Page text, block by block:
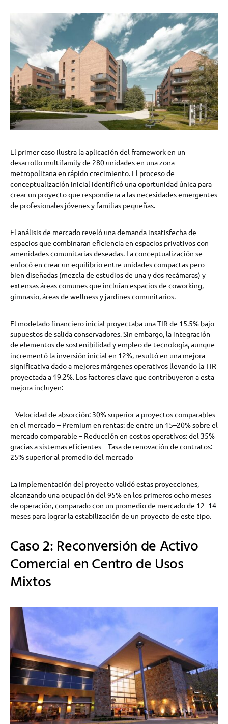
El primer caso ilustra la aplicación del framework en un
desarrollo multifamily de 280 unidades en una zona
metropolitana en rápido crecimiento. El proceso de
conceptualización inicial identificó una oportunidad única para
crear un proyecto que respondiera a las necesidades emergentes
de profesionales jóvenes y familias pequeñas.
El análisis de mercado reveló una demanda insatisfecha de
espacios que combinaran eficiencia en espacios privativos con
amenidades comunitarias deseadas. La conceptualización se
enfocó en crear un equilibrio entre unidades compactas pero
bien diseñadas (mezcla de estudios de una y dos recámaras) y
extensas áreas comunes que incluían espacios de coworking,
gimnasio, áreas de wellness y jardines comunitarios.
El modelado financiero inicial proyectaba una TIR de 15.5% bajo
supuestos de salida conservadores. Sin embargo, la integración
de elementos de sostenibilidad y empleo de tecnología, aunque
incrementó la inversión inicial en 12%, resultó en una mejora
significativa dado a mejores márgenes operativos llevando la TIR
proyectada a 19.2%. Los factores clave que contribuyeron a esta
mejora incluyen:
– Velocidad de absorción: 30% superior a proyectos comparables
en el mercado – Premium en rentas: de entre un 15–20% sobre el
mercado comparable – Reducción en costos operativos: del 35%
gracias a sistemas eficientes – Tasa de renovación de contratos:
25% superior al promedio del mercado
La implementación del proyecto validó estas proyecciones,
alcanzando una ocupación del 95% en los primeros ocho meses
de operación, comparado con un promedio de mercado de 12–14
meses para lograr la estabilización de un proyecto de este tipo.
Caso 2: Reconversión de Activo
Comercial en Centro de Usos
Mixtos